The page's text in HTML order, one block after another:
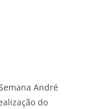
André
do